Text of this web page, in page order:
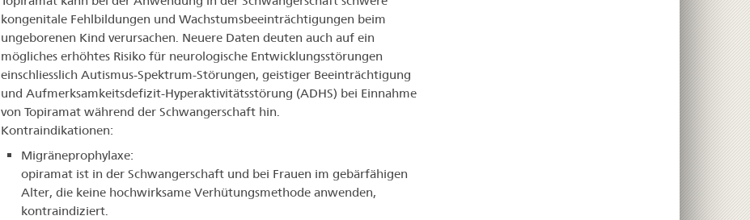
kongenitale Fehlbildungen und Wachstumsbeeinträchtigungen beim
ungeborenen Kind verursachen. Neuere Daten deuten auch auf ein
mögliches erhöhtes Risiko für neurologische Entwicklungsstörungen
einschliesslich Autismus-Spektrum-Störungen, geistiger Beeinträchtigung
und Aufmerksamkeitsdefizit-Hyperaktivitätsstörung (ADHS) bei Einnahme
von Topiramat während der Schwangerschaft hin.
Kontraindikationen:
Migräneprophylaxe:
opiramat ist in der Schwangerschaft und bei Frauen im gebärfähigen
Alter, die keine hochwirksame Verhütungsmethode anwenden,
kontraindiziert.